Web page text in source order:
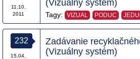
11.10.
2011
(Vizuálny systém)
Tagy: VIZUAL PODUC
232
15.04.
Zadávanie
(Vizuálny systém)